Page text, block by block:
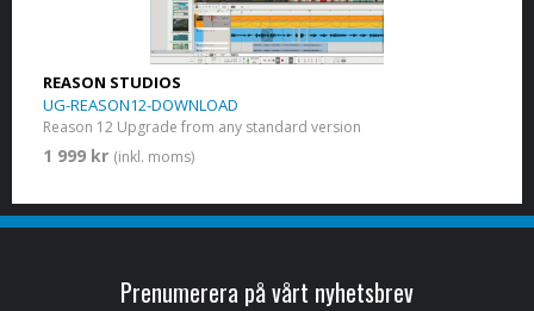
REASON STUDIOS
UG-REASON12-DOWNLOAD
Reason 12 Upgrade from any standard version
1 999 kr (inkl. moms)
Prenumerera på vårt nyhetsbrev